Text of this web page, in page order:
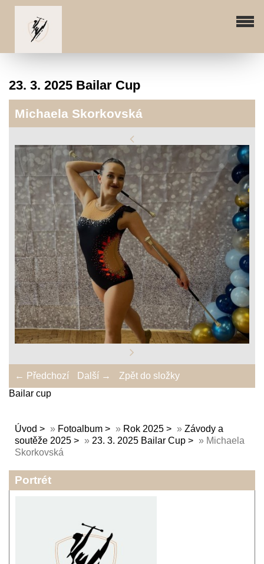
23. 3. 2025 Bailar Cup
Michaela Skorkovská
← Předchozí Další →
Zpět do složky
Bailar cup
Úvod » Fotoalbum » Rok 2025 » Závody a
soutěže 2025
» 23. 3. 2025 Bailar Cup » Michaela
Skorkovská
Portrét